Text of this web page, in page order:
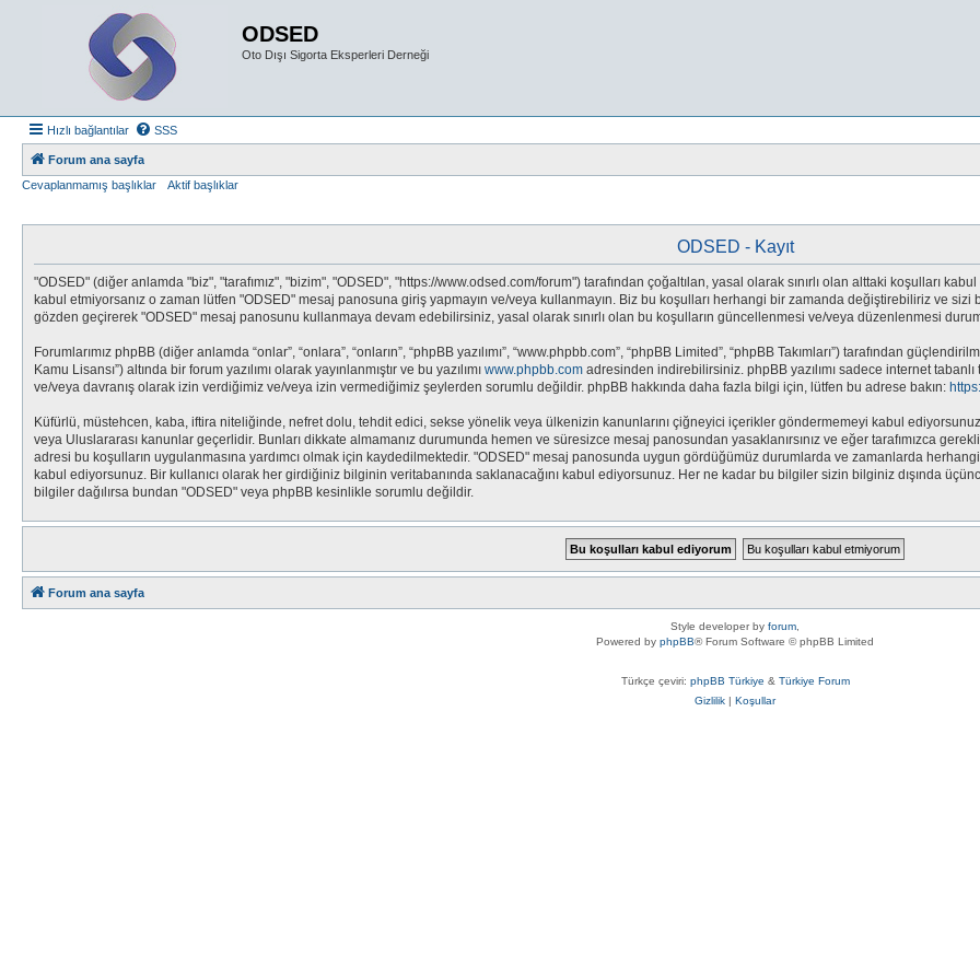
ODSED
Oto Dışı Sigorta Eksperleri Derneği
Hızlı bağlantılar SSS
Forum ana sayfa
Cevaplanmamış başlıklar
Aktif başlıklar
ODSED - Kayıt
"ODSED" (diğer anlamda "biz", "tarafımız", "bizim", "ODSED", "https://www.odsed.com/forum") tarafından çoğaltılan, yasal olarak sınırlı olan alttaki koşulları
kabul etmiyorsanız o zaman lütfen "ODSED" mesaj panosuna giriş yapmayın ve/veya kullanmayın. Biz bu koşulları herhangi bir zamanda değiştirebiliriz ve
gözden geçirerek "ODSED" mesaj panosunu kullanmaya devam edebilirsiniz, yasal olarak sınırlı olan bu koşulların güncellenmesi ve/veya düzenlenmesi
Forumlarımız phpBB (diğer anlamda “onlar”, “onlara”, “onların”, “phpBB yazılımı”, “www.phpbb.com”, “phpBB Limited”, “phpBB Takımları”) tarafından
Kamu Lisansı”) altında bir forum yazılımı olarak yayınlanmıştır ve bu yazılımı www.phpbb.com adresinden indirebilirsiniz. phpBB yazılımı sadece internet
ve/veya davranış olarak izin verdiğimiz ve/veya izin vermediğimiz şeylerden sorumlu değildir. phpBB hakkında daha fazla bilgi için, lütfen bu adrese bakın:
Küfürlü, müstehcen, kaba, iftira niteliğinde, nefret dolu, tehdit edici, sekse yönelik veya ülkenizin kanunlarını çiğneyici içerikler göndermemeyi kabul
veya Uluslararası kanunlar geçerlidir. Bunları dikkate almamanız durumunda hemen ve süresizce mesaj panosundan yasaklanırsınız ve eğer tarafımızca
adresi bu koşulların uygulanmasına yardımcı olmak için kaydedilmektedir. "ODSED" mesaj panosunda uygun gördüğümüz durumlarda ve zamanlarda herhangi
kabul ediyorsunuz. Bir kullanıcı olarak her girdiğiniz bilginin veritabanında saklanacağını kabul ediyorsunuz. Her ne kadar bu bilgiler sizin bilginiz dışında
bilgiler dağılırsa bundan "ODSED" veya phpBB kesinlikle sorumlu değildir.
Forum ana sayfa
Style developer by forum
Powered by phpBB® Forum Software © phpBB Limited
Türkçe çeviri: phpBB Türkiye & Türkiye Forum
Gizlilik | Koşullar